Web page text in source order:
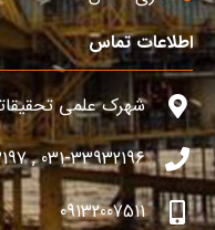
اطلاعات تماس
شهرک علمی
031-33932196 , 031-33932197
09132007511